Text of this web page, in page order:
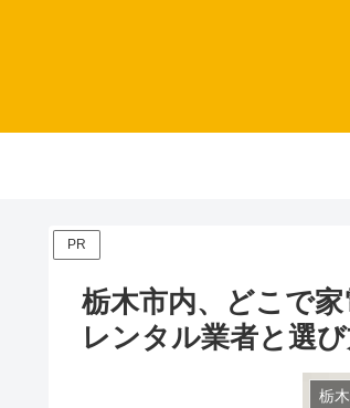
PR
栃木市内、どこで
レンタル業者と選
栃